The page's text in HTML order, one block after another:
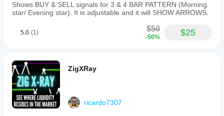
Shows BUY & SELL signals for 3 & 4 BAR PATTERN (Morning
star/ Evening star). It is adjustable and it will SHOW ARROWS.
5.0 (1) $50
-50% $25
ZigXRay
ricardo7307